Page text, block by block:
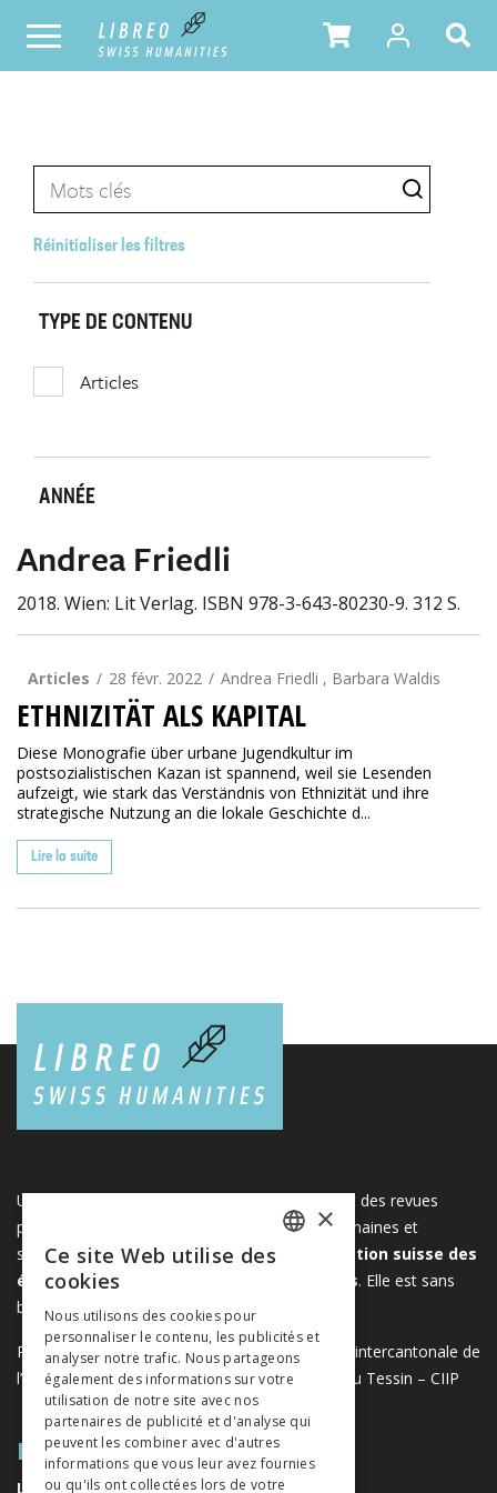
Réinitialiser les filtres
TYPE DE CONTENU
Articles
ANNÉE
Andrea Friedli
2018. Wien: Lit Verlag. ISBN 978-3-643-80230-9. 312 S.
Articles 28 févr. 2022 Andrea Friedli , Barbara Waldis
ETHNIZITÄT ALS KAPITAL
Diese Monografie über urbane Jugendkultur im
postsozialistischen Kazan ist spannend, weil sie Lesenden
aufzeigt, wie stark das Verständnis von Ethnizität und ihre
strategische Nutzung an die lokale Geschichte d...
Lire la suite
Une plateforme unique regroupant des livres et des revues
publiés par les éditeurs suisses de sciences humaines et
sociales. Libreo.ch est la propriété de l'
Association suisse des
éditeurs de sciences sociales et humaines. Elle est sans
but lucratif.www.editeurssuisses.ch
Projet réalisé avec le soutien de la Conférence intercantonale de
l’instruction publique de la Suisse romande et du Tessin – CIIP
PLAN DU SITE
LIVRES
ITALIAN
×
Ce site Web utilise des
cookies
Nous utilisons des cookies pour
personnaliser le contenu, les publicités et
analyser notre trafic. Nous partageons
également des informations sur votre
utilisation de notre site avec nos
partenaires de publicité et d'analyse qui
peuvent les combiner avec d'autres
informations que vous leur avez fournies
ou qu'ils ont collectées lors de votre